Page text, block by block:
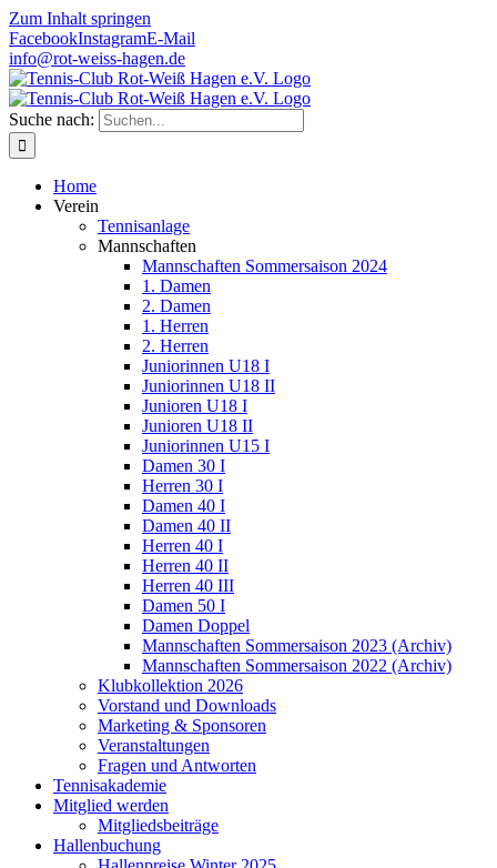
Zum Inhalt springen
FacebookInstagramE-Mail
info@rot-weiss-hagen.de
Suche nach:
Home
Verein
Tennisanlage
Mannschaften
Mannschaften Sommersaison 2024
1. Damen
2. Damen
1. Herren
2. Herren
Juniorinnen U18 I
Juniorinnen U18 II
Junioren U18 I
Junioren U18 II
Juniorinnen U15 I
Damen 30 I
Herren 30 I
Damen 40 I
Damen 40 II
Herren 40 I
Herren 40 II
Herren 40 III
Damen 50 I
Damen Doppel
Mannschaften Sommersaison 2023 (Archiv)
Mannschaften Sommersaison 2022 (Archiv)
Klubkollektion 2026
Vorstand und Downloads
Marketing & Sponsoren
Veranstaltungen
Fragen und Antworten
Tennisakademie
Mitglied werden
Mitgliedsbeiträge
Hallenbuchung